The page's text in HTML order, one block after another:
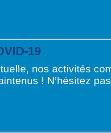
19
nos activités
! N’hésitez